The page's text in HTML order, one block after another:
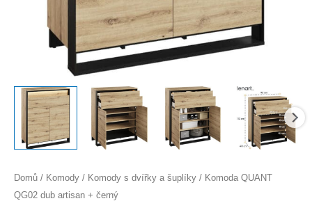
Domů / Komody / Komody s dvířky a šuplíky / Komoda QUANT
QG02 dub artisan + černý